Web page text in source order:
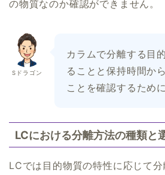
の物質なのか確認ができません。
Sドラゴン
カラムで分離する目
ることと保持時間か
ことを確認するため
LCにおける分離方法の種類と
LCでは目的物質の特性に応じて